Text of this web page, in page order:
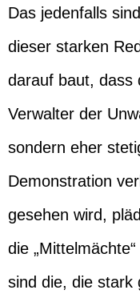
Das jedenfalls
dieser starken
darauf baut, dass
Verwalter der
sondern eher
Demonstration
gesehen wird,
die
sind die, die stark